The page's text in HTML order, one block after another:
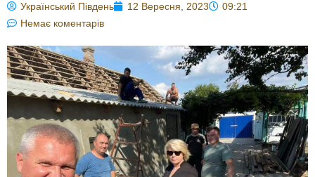
Український Південь 12 Вересня, 2023
09:21
Немає коментарів